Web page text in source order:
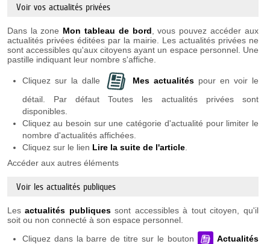
Voir vos actualités privées
Dans la zone Mon tableau de bord , vous pouvez accéder aux
actualités privées éditées par la mairie. Les actualités privées ne
sont accessibles qu'aux citoyens ayant un espace personnel. Une
pastille indiquant leur nombre s'affiche.
Cliquez sur la dalle Mes actualitéspour en voir le
détail. Par défaut Toutes les actualités privées sont
disponibles.
Cliquez au besoin sur une catégorie d'actualité pour limiter le
nombre d'actualités affichées.
Cliquez sur le lien Lire la suite de l'article.
Accéder aux autres éléments
Voir les actualités publiques
Lesactualités publiquessont accessibles à tout citoyen, qu'il
soit ou non connecté à son espace personnel.
Cliquez dans la barre de titre sur le bouton
Actualités